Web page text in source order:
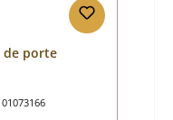
de porte
01073166